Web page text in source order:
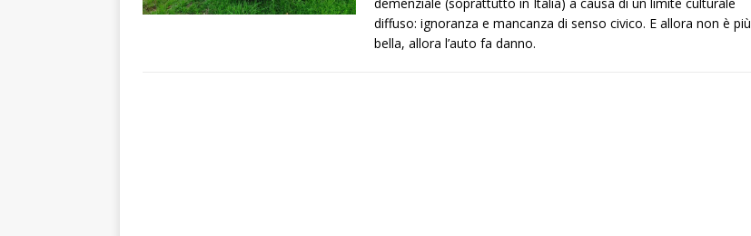
diffuso: ignoranza e mancanza di senso civico. E allora non è più
bella, allora l’auto fa danno.